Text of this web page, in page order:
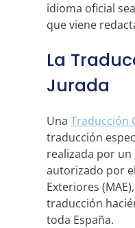
idioma oficial
que viene
La
Jurada
Una Traducción
traducción
realizada por un
autorizado por
Exteriores
traducción
toda España.